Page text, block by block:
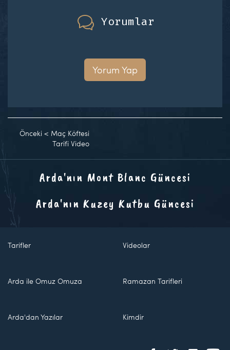
Yorumlar
Yorum Yap
Önceki < Maç Köftesi
Tarifi Video
Arda'nın Mont Blanc Güncesi
Arda'nın Kuzey Kutbu Güncesi
Tarifler Videolar
Arda ile Omuz Omuza Ramazan Tarifleri
Arda'dan Yazılar Kimdir